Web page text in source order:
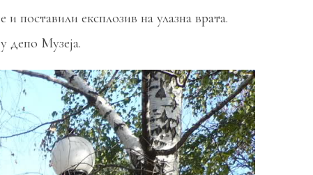
поставили експлозив на улазна врата.
депо Музеја.